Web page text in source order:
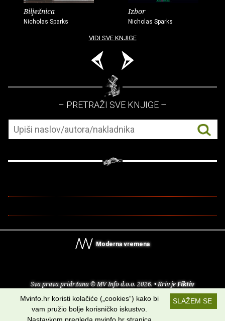
Bilježnica
Nicholas Sparks
Izbor
Nicholas Sparks
VIDI SVE KNJIGE
– PRETRAŽI SVE KNJIGE –
Moderna vremena
Sva prava pridržana © MV Info d.o.o. 2026. • Kriv jeFiktiv
O nama• Pomoć• Uvjeti korištenja•RSS kanaliSLAŽEM SE
Mvinfo.hr koristi kolačiće („cookies“) kako bi
vam pružio bolje korisničko iskustvo.